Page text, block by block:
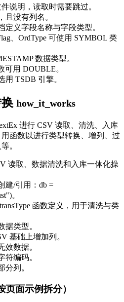
说明，读取时需要跳过。
且没有列名。
定义字段名称与字段类型。
、OrdType 可使用 SYMBOL 类
数据类型。
用 DOUBLE。
TSDB 引擎。
how_it_works
进行 CSV 读取、清洗、入库
函数以进行类型转换、增列、过
。
读取、数据清洗和入库一体化操
建/引用：db =
。
函数定义，用于清洗与类
据类型。
基础上增加列。
效数据。
符编码。
分列。
面示例拆分）